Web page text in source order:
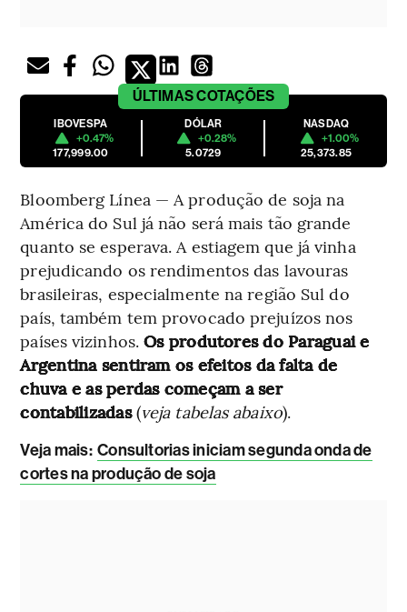
ÚLTIMASCOTAÇÕES
IBOVESPA
+0.47%
177,999.00
DÓLAR
+0.28%
5.0729
NASDAQ
+1.00%
25,373.85
Bloomberg Línea — A produção de soja na
América do Sul já não será mais tão grande
quanto se esperava. A estiagem que já vinha
prejudicando os rendimentos das lavouras
brasileiras, especialmente na região Sul do
país, também tem provocado prejuízos nos
países vizinhos.Os produtores do Paraguai e
Argentina sentiram os efeitos da falta de
chuva e as perdas começam a ser
contabilizadas(veja tabelas abaixo).
Veja mais: Consultorias iniciam segunda onda de
cortes na produção de soja